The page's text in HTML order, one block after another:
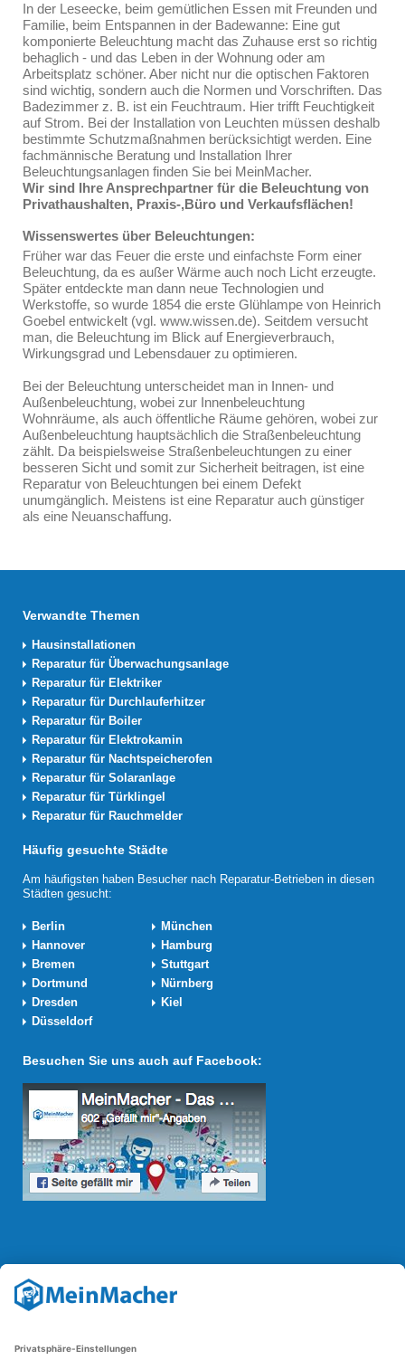
In der Leseecke, beim gemütlichen Essen mit Freunden und
Familie, beim Entspannen in der Badewanne: Eine gut
komponierte Beleuchtung macht das Zuhause erst so richtig
behaglich - und das Leben in der Wohnung oder am
Arbeitsplatz schöner. Aber nicht nur die optischen Faktoren
sind wichtig, sondern auch die Normen und Vorschriften. Das
Badezimmer z. B. ist ein Feuchtraum. Hier trifft Feuchtigkeit
auf Strom. Bei der Installation von Leuchten müssen deshalb
bestimmte Schutzmaßnahmen berücksichtigt werden. Eine
fachmännische Beratung und Installation Ihrer
Beleuchtungsanlagen finden Sie bei MeinMacher.
Wir sind Ihre Ansprechpartner für die Beleuchtung von
Privathaushalten, Praxis-,Büro und Verkaufsflächen!
Wissenswertes über Beleuchtungen:
Früher war das Feuer die erste und einfachste Form einer
Beleuchtung, da es außer Wärme auch noch Licht erzeugte.
Später entdeckte man dann neue Technologien und
Werkstoffe, so wurde 1854 die erste Glühlampe von Heinrich
Goebel entwickelt (vgl. www.wissen.de). Seitdem versucht
man, die Beleuchtung im Blick auf Energieverbrauch,
Wirkungsgrad und Lebensdauer zu optimieren.
Bei der Beleuchtung unterscheidet man in Innen- und
Außenbeleuchtung, wobei zur Innenbeleuchtung
Wohnräume, als auch öffentliche Räume gehören, wobei zur
Außenbeleuchtung hauptsächlich die Straßenbeleuchtung
zählt. Da beispielsweise Straßenbeleuchtungen zu einer
besseren Sicht und somit zur Sicherheit beitragen, ist eine
Reparatur von Beleuchtungen bei einem Defekt
unumgänglich. Meistens ist eine Reparatur auch günstiger
als eine Neuanschaffung.
Verwandte Themen
Hausinstallationen
Reparatur für Überwachungsanlage
Reparatur für Elektriker
Reparatur für Durchlauferhitzer
Reparatur für Boiler
Reparatur für Elektrokamin
Reparatur für Nachtspeicherofen
Reparatur für Solaranlage
Reparatur für Türklingel
Reparatur für Rauchmelder
Häufig gesuchte Städte
Am häufigsten haben Besucher nach Reparatur-Betrieben in diesen
Städten gesucht:
Berlin
München
Hannover
Hamburg
Bremen
Stuttgart
Dortmund
Nürnberg
Dresden
Kiel
Düsseldorf
Besuchen Sie uns auch auf Facebook:
Reparatur Revolution
Mit derReparatur-Revolution
Reparaturbedingungen in Deutschland: Für Produkte, die sich gut
reparierenden Betriebe und des Reparatur-Know-hows in
Deutschland.